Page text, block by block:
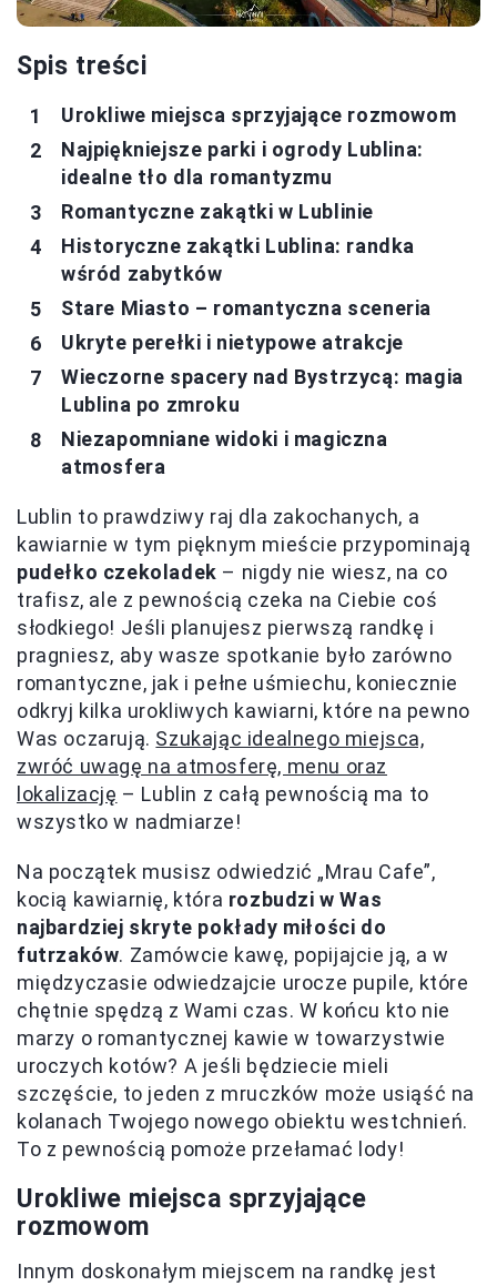
Spis treści
Urokliwe miejsca sprzyjające rozmowom
Najpiękniejsze parki i ogrody Lublina:
idealne tło dla romantyzmu
Romantyczne zakątki w Lublinie
Historyczne zakątki Lublina: randka
wśród zabytków
Stare Miasto – romantyczna sceneria
Ukryte perełki i nietypowe atrakcje
Wieczorne spacery nad Bystrzycą: magia
Lublina po zmroku
Niezapomniane widoki i magiczna
atmosfera
Lublin to prawdziwy raj dla zakochanych, a
kawiarnie w tym pięknym mieście przypominają
pudełko czekoladek – nigdy nie wiesz, na co
trafisz, ale z pewnością czeka na Ciebie coś
słodkiego! Jeśli planujesz pierwszą randkę i
pragniesz, aby wasze spotkanie było zarówno
romantyczne, jak i pełne uśmiechu, koniecznie
odkryj kilka urokliwych kawiarni, które na pewno
Was oczarują. Szukając idealnego miejsca,
zwróć uwagę na atmosferę, menu oraz
lokalizację – Lublin z całą pewnością ma to
wszystko w nadmiarze!
Na początek musisz odwiedzić „Mrau Cafe”,
kocią kawiarnię, która rozbudzi w Was
najbardziej skryte pokłady miłości do
futrzaków. Zamówcie kawę, popijajcie ją, a w
międzyczasie odwiedzajcie urocze pupile, które
chętnie spędzą z Wami czas. W końcu kto nie
marzy o romantycznej kawie w towarzystwie
uroczych kotów? A jeśli będziecie mieli
szczęście, to jeden z mruczków może usiąść na
kolanach Twojego nowego obiektu westchnień.
To z pewnością pomoże przełamać lody!
Urokliwe miejsca sprzyjające
rozmowom
Innym doskonałym miejscem na randkę jest